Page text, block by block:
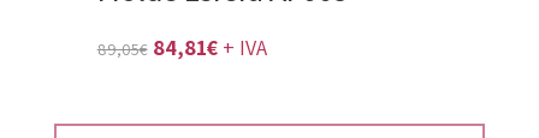
89,05€ El
original
84,81€El
actual
+ IVA